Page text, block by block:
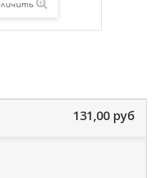
131,00 руб